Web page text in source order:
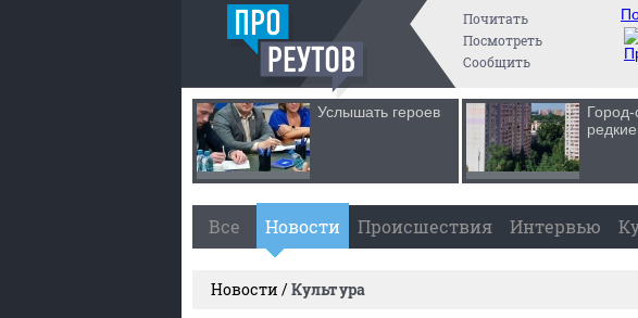
Почитать
Посмотреть
Сообщить
Услышать героев
Город-
Все Новости Происшествия Интервью
Новости /Культура